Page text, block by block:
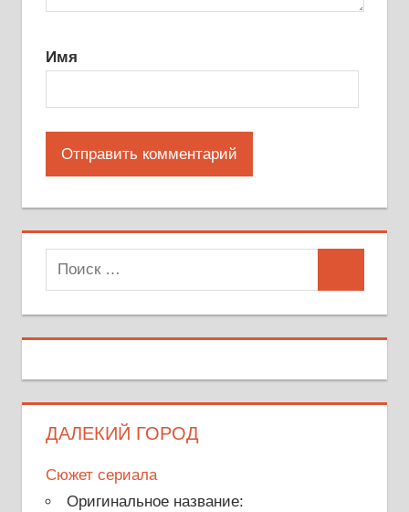
Имя
Поиск
для:
ДАЛЕКИЙ ГОРОД
Сюжет сериала
Оригинальное название: